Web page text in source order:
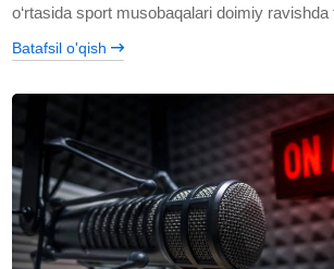
o‘rtasida sport musobaqalari doimiy
Batafsil o'qish